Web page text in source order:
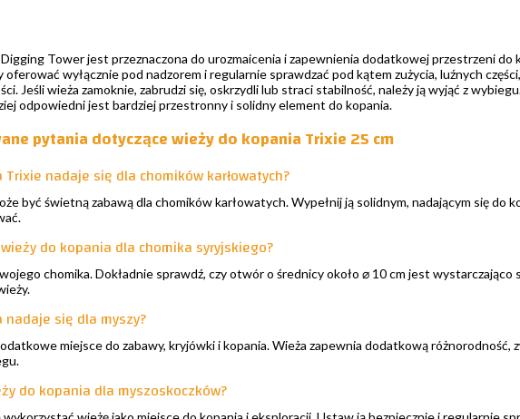
Tower jest przeznaczona do urozmaicenia i zapewnienia dodatkowej przestrzeni do
wyłącznie pod nadzorem i regularnie sprawdzać pod kątem zużycia, luźnych
Jeśli wieża zamoknie, zabrudzi się, oskrzydli lub straci stabilność, należy ją wyjąć z
odpowiedni jest bardziej przestronny i solidny element do kopania.
pytania dotyczące wieży do kopania Trixie 25 cm
nadaje się dla chomików karłowatych?
być świetną zabawą dla chomików karłowatych. Wypełnij ją solidnym, nadającym się do
do kopania dla chomika syryjskiego?
chomika. Dokładnie sprawdź, czy otwór o średnicy około ⌀ 10 cm jest wystarczająco
się dla myszy?
miejsce do zabawy, kryjówki i kopania. Wieża zapewnia dodatkową różnorodność,
do kopania dla myszoskoczków?